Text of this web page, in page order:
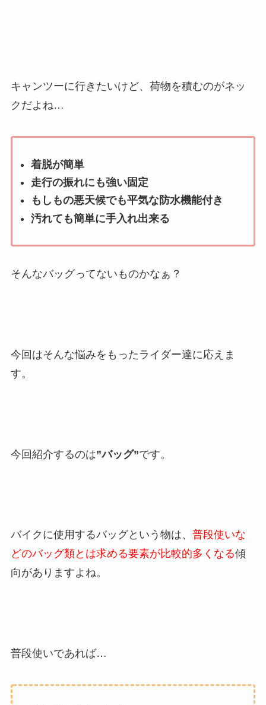
キャンツーに行きたいけど、荷物を積むのがネッ
クだよね…
着脱が簡単
走行の振れにも強い固定
もしもの悪天候でも平気な防水機能付き
汚れても簡単に手入れ出来る
そんなバッグってないものかなぁ？
今回はそんな悩みをもったライダー達に応えま
す。
今回紹介するのは”バッグ”です。
バイクに使用するバッグという物は、 普段使いな
どのバッグ類とは求める要素が比較的多くなる傾
向がありますよね。
普段使いであれば…